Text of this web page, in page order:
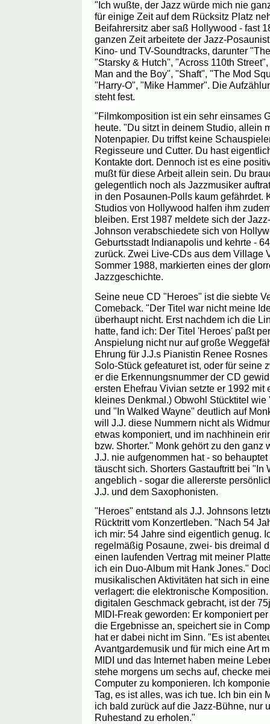
"Ich wußte, der Jazz würde mich nie
für einige Zeit auf dem Rücksitz Platz
Beifahrersitz aber saß Hollywood - fast
ganzen Zeit arbeitete der Jazz-
Kino- und TV-Soundtracks, darunter
"Starsky & Hutch", "Across 110th
Man and the Boy", "Shaft", "The Mod
"Harry-O", "Mike Hammer". Die
steht fest.
"Filmkomposition ist ein sehr einsames
heute. "Du sitzt in deinem Studio, allein
Notenpapier. Du triffst keine
Regisseure und Cutter. Du hast
Kontakte dort. Dennoch ist es eine
mußt für diese Arbeit allein sein. Du
gelegentlich noch als Jazzmusiker
in den Posaunen-Polls kaum gefährdet.
Studios von Hollywood halfen ihm
bleiben. Erst 1987 meldete sich der
Johnson verabschiedete sich von
Geburtsstadt Indianapolis und kehrte -
zurück. Zwei Live-CDs aus dem Village
Sommer 1988, markierten eines der
Jazzgeschichte.
Seine neue CD "Heroes" ist die siebte
Comeback. "Der Titel war nicht meine
überhaupt nicht. Erst nachdem ich die
hatte, fand ich: Der Titel 'Heroes' paßt
Anspielung nicht nur auf große
Ehrung für J.J.s Pianistin Renee
Solo-Stück gefeaturet ist, oder für seine
er die Erkennungsnummer der CD
ersten Ehefrau Vivian setzte er 1992 mit
kleines Denkmal.) Obwohl Stücktitel
und "In Walked Wayne" deutlich auf
will J.J. diese Nummern nicht als
etwas komponiert, und im nachhinein
bzw. Shorter." Monk gehört zu den ganz
J.J. nie aufgenommen hat - so
täuscht sich. Shorters Gastauftritt bei "In
angeblich - sogar die allererste
J.J. und dem Saxophonisten.
"Heroes" entstand als J.J. Johnsons
Rücktritt vom Konzertleben. "Nach 54
ich mir: 54 Jahre sind eigentlich genug.
regelmäßig Posaune, zwei- bis dreimal
einen laufenden Vertrag mit meiner
ich ein Duo-Album mit Hank Jones."
musikalischen Aktivitäten hat sich in
verlagert: die elektronische
digitalen Geschmack gebracht, ist der
MIDI-Freak geworden: Er komponiert
die Ergebnisse an, speichert sie in
hat er dabei nicht im Sinn. "Es ist
Avantgardemusik und für mich eine Art
MIDI und das Internet haben meine
stehe morgens um sechs auf, checke
Computer zu komponieren. Ich
Tag, es ist alles, was ich tue. Ich bin ein
ich bald zurück auf die Jazz-Bühne, nur
Ruhestand zu erholen."